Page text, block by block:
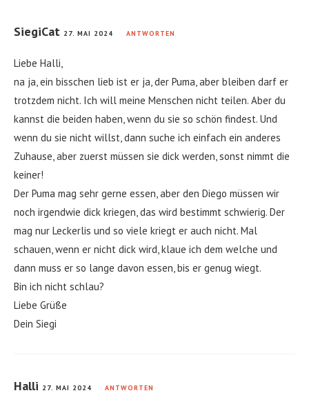
SiegiCat 27. MAI 2024 ANTWORTEN
Liebe Halli,
na ja, ein bisschen lieb ist er ja, der Puma, aber bleiben darf er
trotzdem nicht. Ich will meine Menschen nicht teilen. Aber du
kannst die beiden haben, wenn du sie so schön findest. Und
wenn du sie nicht willst, dann suche ich einfach ein anderes
Zuhause, aber zuerst müssen sie dick werden, sonst nimmt die
keiner!
Der Puma mag sehr gerne essen, aber den Diego müssen wir
noch irgendwie dick kriegen, das wird bestimmt schwierig. Der
mag nur Leckerlis und so viele kriegt er auch nicht. Mal
schauen, wenn er nicht dick wird, klaue ich dem welche und
dann muss er so lange davon essen, bis er genug wiegt.
Bin ich nicht schlau?
Liebe Grüße
Dein Siegi
Halli 27. MAI 2024 ANTWORTEN